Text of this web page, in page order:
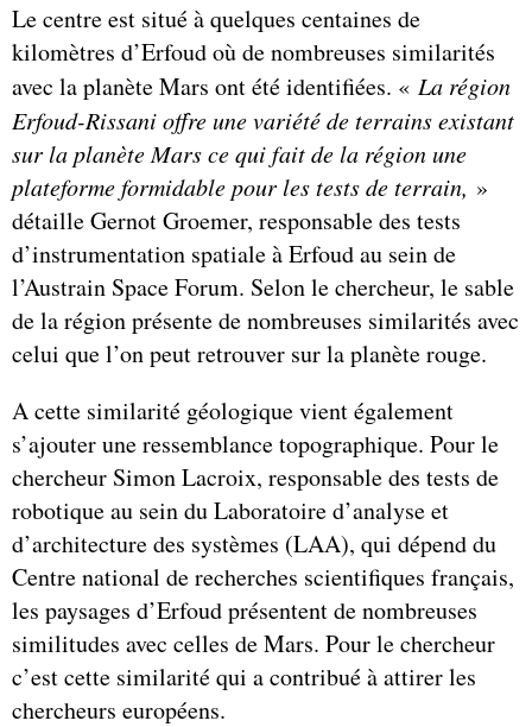
Le centre est situé à quelques centaines de
kilomètres d’Erfoud où de nombreuses similarités
avec la planète Mars ont été identifiées. « La région
Erfoud-Rissani offre une variété de terrains existant
sur la planète Mars ce qui fait de la région une
plateforme formidable pour les tests de terrain, »
détaille Gernot Groemer, responsable des tests
d’instrumentation spatiale à Erfoud au sein de
l’Austrain Space Forum. Selon le chercheur, le sable
de la région présente de nombreuses similarités avec
celui que l’on peut retrouver sur la planète rouge.
A cette similarité géologique vient également
s’ajouter une ressemblance topographique. Pour le
chercheur Simon Lacroix, responsable des tests de
robotique au sein du Laboratoire d’analyse et
d’architecture des systèmes (LAA), qui dépend du
Centre national de recherches scientifiques français,
les paysages d’Erfoud présentent de nombreuses
similitudes avec celles de Mars. Pour le chercheur
c’est cette similarité qui a contribué à attirer les
chercheurs européens.